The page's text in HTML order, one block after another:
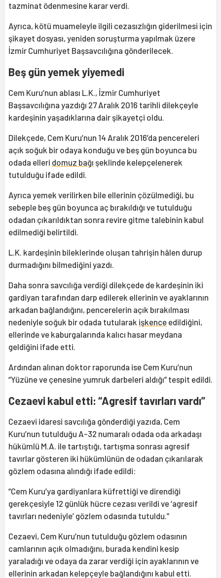
tazminat ödenmesine karar verdi.
Ayrıca, kötü muameleyle ilgili cezasızlığın giderilmesi için
şikayet dosyası, yeniden soruşturma yapılmak üzere
İzmir Cumhuriyet Başsavcılığına gönderilecek.
Beş gün yemek yiyemedi
Cem Kuru’nun ablası L.K., İzmir Cumhuriyet
Başsavcılığına yazdığı 27 Aralık 2016 tarihli dilekçeyle
kardeşinin yaşadıklarına dair şikayetçi oldu.
Dilekçede, Cem Kuru’nun 14 Aralık 2016’da pencereleri
açık soğuk bir odaya konduğu ve beş gün boyunca bu
odada elleri domuz bağı şeklinde kelepçelenerek
tutulduğu ifade edildi.
Ayrıca yemek verilirken bile ellerinin çözülmediği, bu
sebeple beş gün boyunca aç bırakıldığı ve tutulduğu
odadan çıkarıldıktan sonra revire gitme talebinin kabul
edilmediği belirtildi.
L.K. kardeşinin bileklerinde oluşan tahrişin hâlen durup
durmadığını bilmediğini yazdı.
Daha sonra savcılığa verdiği dilekçede de kardeşinin iki
gardiyan tarafından darp edilerek ellerinin ve ayaklarının
arkadan bağlandığını, pencerelerin açık bırakılması
nedeniyle soğuk bir odada tutularak işkence edildiğini,
ellerinde ve kaburgalarında kalıcı hasar meydana
geldiğini ifade etti.
Ardından alınan doktor raporunda ise Cem Kuru’nun
“Yüzüne ve çenesine yumruk darbeleri aldığı” tespit edildi.
Cezaevi kabul etti: “Agresif tavırları vardı”
Cezaevi idaresi savcılığa gönderdiği yazıda, Cem
Kuru’nun tutulduğu A-32 numaralı odada oda arkadaşı
hükümlü M.A. ile tartıştığı, tartışma sonrası agresif
tavırlar gösteren iki hükümlünün de odadan çıkarılarak
gözlem odasına alındığı ifade edildi:
“Cem Kuru’ya gardiyanlara küfrettiği ve direndiği
gerekçesiyle 12 günlük hücre cezası verildi ve ‘agresif
tavırları nedeniyle’ gözlem odasında tutuldu.”
Cezaevi, Cem Kuru’nun tutulduğu gözlem odasının
camlarının açık olmadığını, burada kendini kesip
yaraladığı ve odaya da zarar verdiği için ayaklarının ve
ellerinin arkadan kelepçeyle bağlandığını kabul etti.